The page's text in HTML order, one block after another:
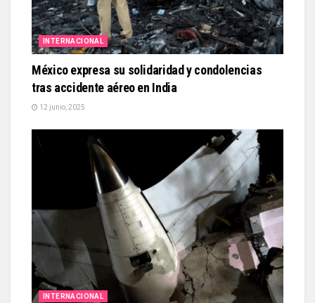
INTERNACIONAL
México expresa su solidaridad y condolencias
tras accidente aéreo en India
12 junio, 2025
INTERNACIONAL